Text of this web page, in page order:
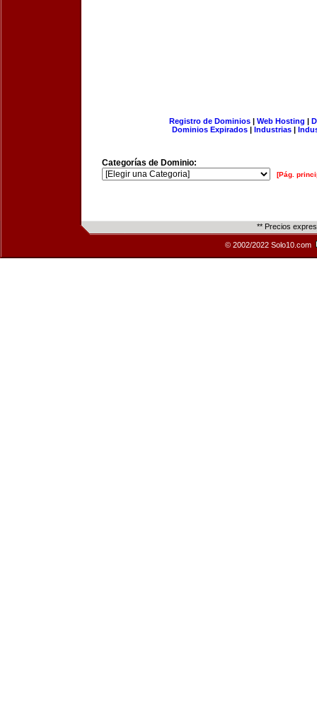
Registro de Dominios| Web Hosting |
Dominios Expirados | Industrias |
Categorías de Dominio:
[Pág.
** Precios
© 2002/2022 Solo10.com